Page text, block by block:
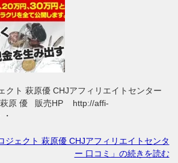
クト 萩原優 CHJアフィリエイトセンター
原 優 販売HP http://affi-
ジェクト 萩原優 CHJアフィリエイトセンタ
ー 口コミ」の続きを読む